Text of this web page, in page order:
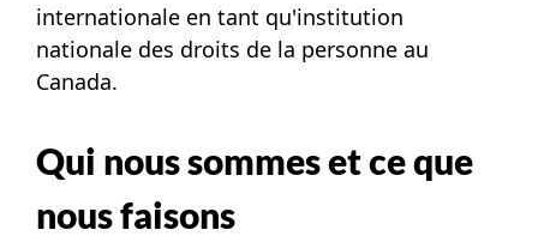
internationale en tant qu'institution
nationale des droits de la personne au
Canada.
Qui nous sommes et ce que
nous faisons